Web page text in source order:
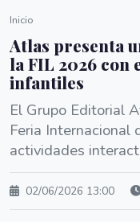
Inicio
Atlas presenta
la FIL 2026 con
infantiles
El Grupo Editorial
Feria Internacional
actividades
02/06/2026 13:00